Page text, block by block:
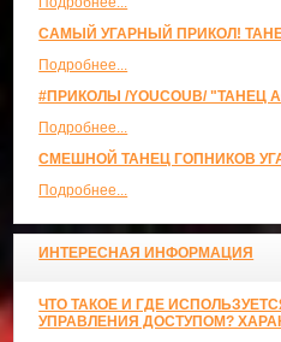
САМЫЙ УГАРНЫЙ ПРИКОЛ!
Подробнее...
#ПРИКОЛЫ /YOUCOUB/ "ТАНЕЦ
Подробнее...
СМЕШНОЙ ТАНЕЦ ГОПНИКОВ
Подробнее...
ИНТЕРЕСНАЯ ИНФОРМАЦИЯ
ЧТО ТАКОЕ И ГДЕ
УПРАВЛЕНИЯ ДОСТУПОМ?